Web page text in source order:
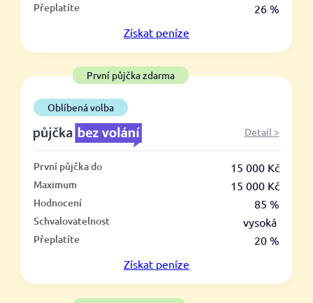
Ve zkušebce
ano
ne
Po insolvenci
ano
ne
Přeplatíte
26 %
Získat peníze
První půjčka zdarma
Oblíbená volba
Detail >
První půjčka do 15 000 Kč
Maximum 15 000 Kč
Hodnocení 85 %
Schvalovatelnost vysoká
Přeplatíte
20 %
Získat peníze